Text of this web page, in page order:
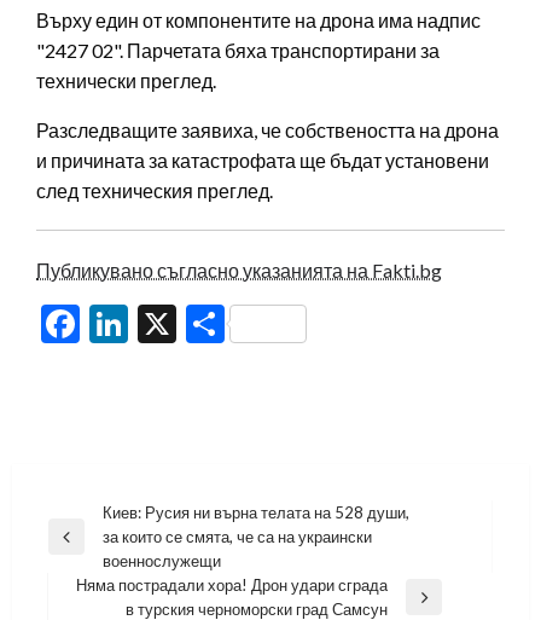
Върху един от компонентите на дрона има надпис
"2427 02". Парчетата бяха транспортирани за
технически преглед.
Разследващите заявиха, че собствеността на дрона
и причината за катастрофата ще бъдат установени
след техническия преглед.
Публикувано съгласно указанията на Fakti.bg
Facebook
LinkedIn
X Share
Навигация
Previous
Киев: Русия ни върна телата на 528 души,
за които се смята, че са на украински
военнослужещи
Няма пострадали хора! Дрон удари сграда
в турския черноморски град Самсун